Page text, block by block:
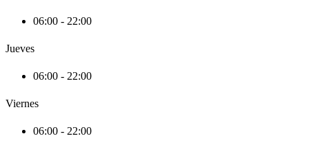
06:00 - 22:00
Jueves
06:00 - 22:00
Viernes
06:00 - 22:00